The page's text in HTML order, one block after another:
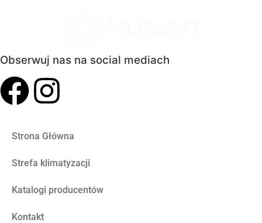
Obserwuj nas na social mediach
Strona Główna
Strefa klimatyzacji
Katalogi producentów
Kontakt